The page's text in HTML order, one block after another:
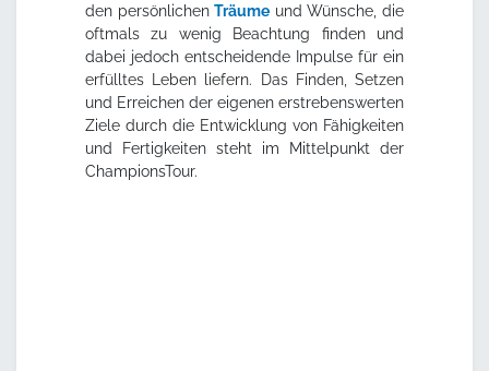
den persönlichenTräume und Wünsche, die
oftmals zu wenig Beachtung finden und
dabei jedoch entscheidende Impulse für ein
erfülltes Leben liefern. Das Finden, Setzen
und Erreichen der eigenen erstrebenswerten
Ziele durch die Entwicklung von Fähigkeiten
und Fertigkeiten steht im Mittelpunkt der
ChampionsTour.